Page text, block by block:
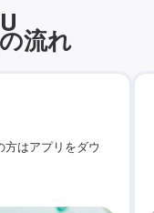
流れ
はアプリをダウ